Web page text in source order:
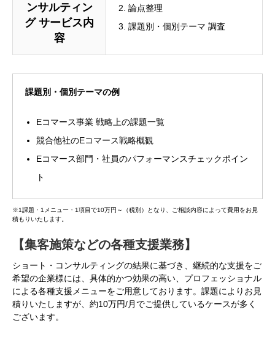
ンサルティン
グサービス内
容
論点整理
課題別・個別テーマ 調査
課題別・個別テーマの例
Eコマース事業 戦略上の課題一覧
競合他社のEコマース戦略概観
Eコマース部門・社員のパフォーマンスチェックポイン
ト
※1課題・1メニュー・1項目で10万円～（税別）となり、ご相談内容によって費用をお見
積もりいたします。
【集客施策などの各種支援業務】
ショート・コンサルティングの結果に基づき、継続的な支援をご
希望の企業様には、具体的かつ効果の高い、プロフェッショナル
による各種支援メニューをご用意しております。課題によりお見
積りいたしますが、約10万円/月でご提供しているケースが多く
ございます。